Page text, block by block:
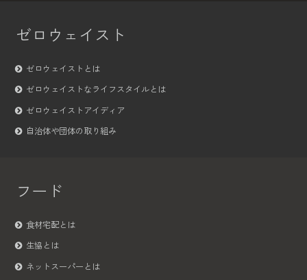
ゼロウェイスト
ゼロウェイストとは
ゼロウェイストなライフスタイルとは
ゼロウェイストアイディア
自治体や団体の取り組み
フード
食材宅配とは
生協とは
ネットスーパーとは